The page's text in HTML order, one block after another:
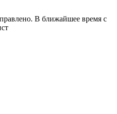
В ближайшее время с